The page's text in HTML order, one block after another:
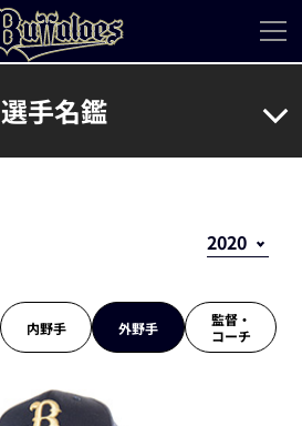
選手名鑑
内野手 外野手
監督・
コーチ